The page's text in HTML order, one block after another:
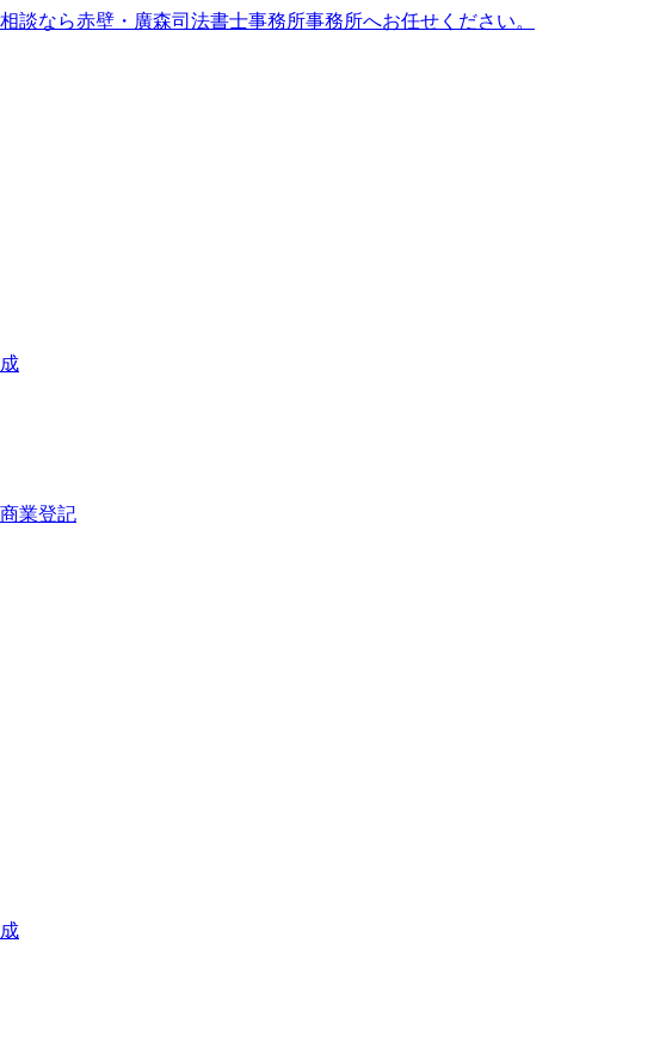
業登記